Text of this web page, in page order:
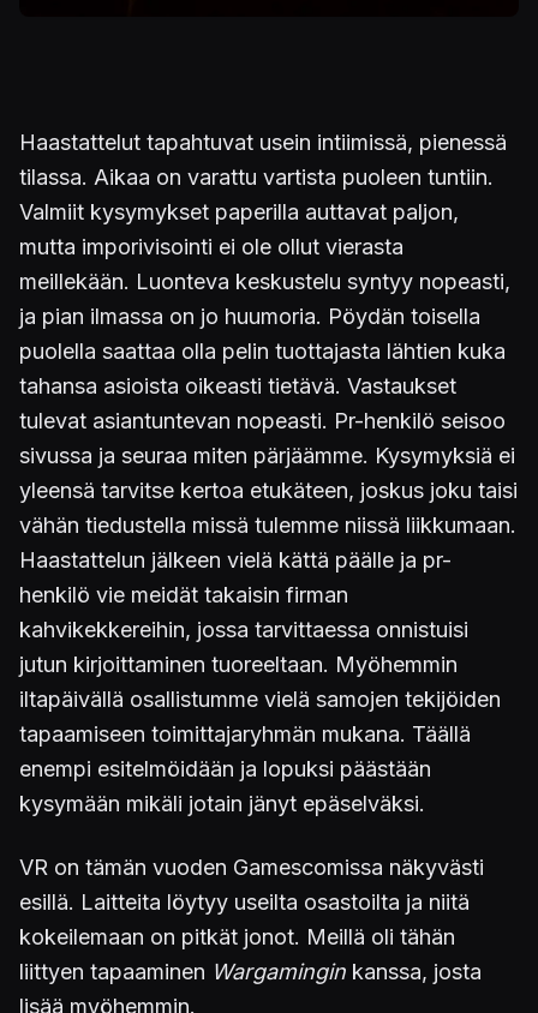
Haastattelut tapahtuvat usein intiimissä, pienessä
tilassa. Aikaa on varattu vartista puoleen tuntiin.
Valmiit kysymykset paperilla auttavat paljon,
mutta imporivisointi ei ole ollut vierasta
meillekään. Luonteva keskustelu syntyy nopeasti,
ja pian ilmassa on jo huumoria. Pöydän toisella
puolella saattaa olla pelin tuottajasta lähtien kuka
tahansa asioista oikeasti tietävä. Vastaukset
tulevat asiantuntevan nopeasti. Pr-henkilö seisoo
sivussa ja seuraa miten pärjäämme. Kysymyksiä ei
yleensä tarvitse kertoa etukäteen, joskus joku taisi
vähän tiedustella missä tulemme niissä liikkumaan.
Haastattelun jälkeen vielä kättä päälle ja pr-
henkilö vie meidät takaisin firman
kahvikekkereihin, jossa tarvittaessa onnistuisi
jutun kirjoittaminen tuoreeltaan. Myöhemmin
iltapäivällä osallistumme vielä samojen tekijöiden
tapaamiseen toimittajaryhmän mukana. Täällä
enempi esitelmöidään ja lopuksi päästään
kysymään mikäli jotain jänyt epäselväksi.
VR on tämän vuoden Gamescomissa näkyvästi
esillä. Laitteita löytyy useilta osastoilta ja niitä
kokeilemaan on pitkät jonot. Meillä oli tähän
liittyen tapaaminen Wargamingin kanssa, josta
lisää myöhemmin.